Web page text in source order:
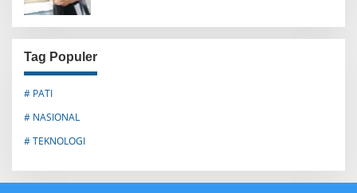
Tag Populer
# PATI
# NASIONAL
# TEKNOLOGI